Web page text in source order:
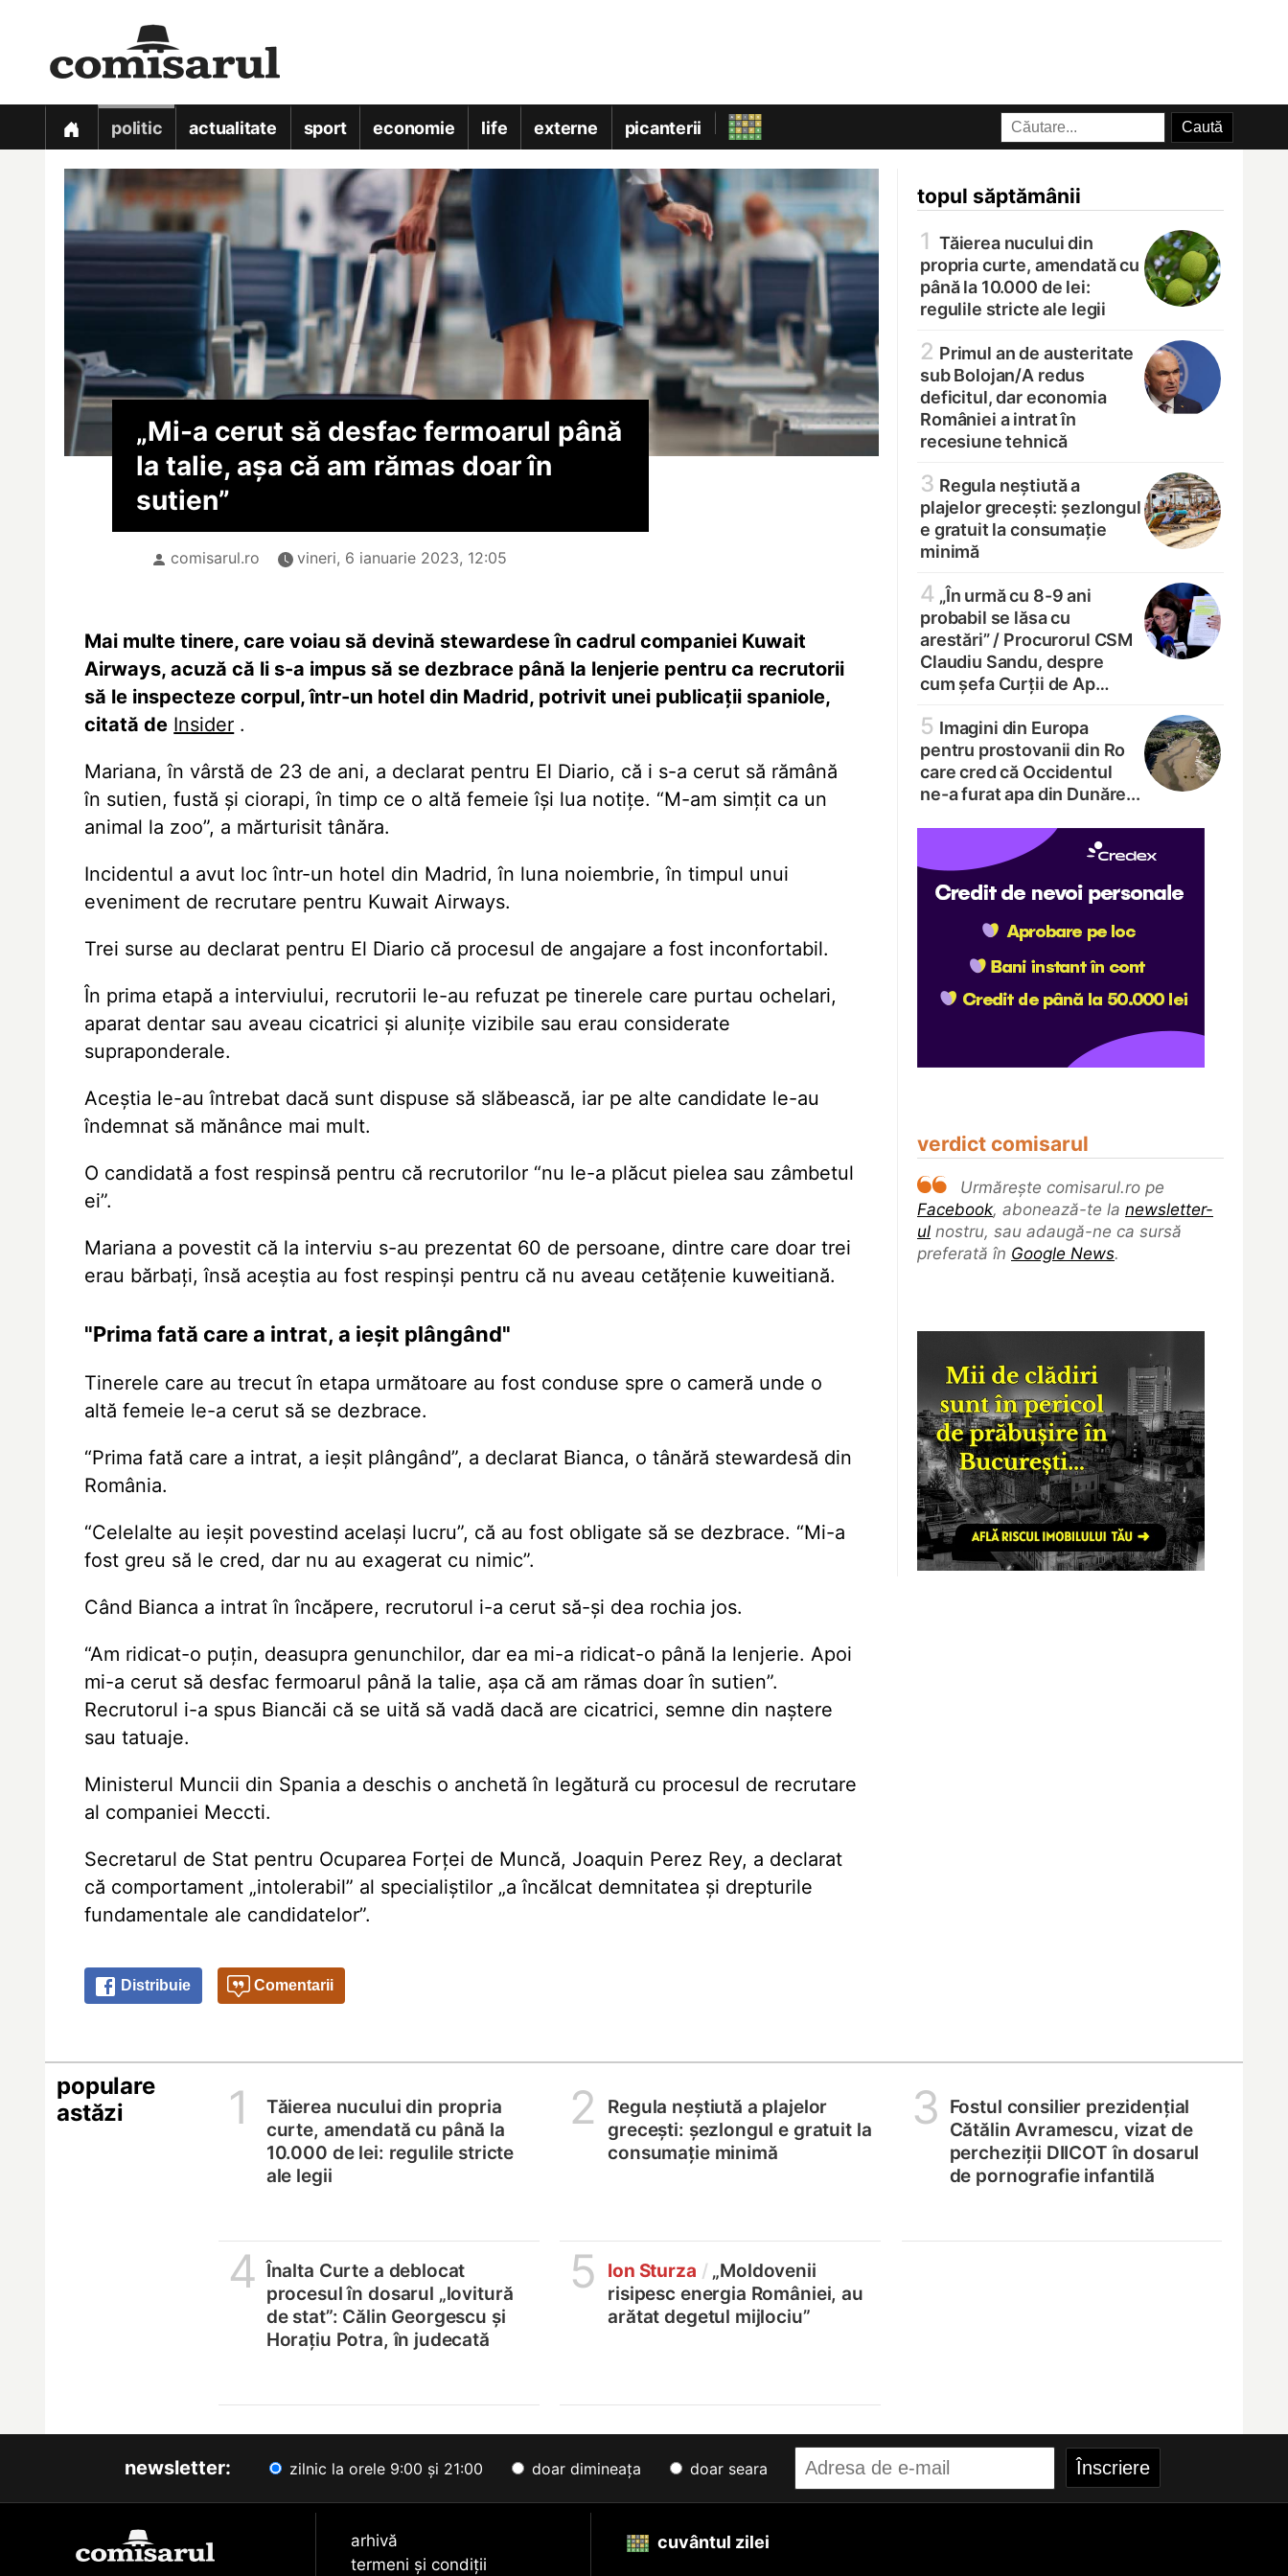
politic actualitate sport economie life externe picanterii
topul săptămânii
1 Tăierea nucului din
propria curte, amendată cu
până la 10.000 de lei:
regulile stricte ale legii
2 Primul an de austeritate
sub Bolojan/A redus
deficitul, dar economia
României a intrat în
recesiune tehnică
3 Regula neștiută a
plajelor grecești: șezlongul
e gratuit la consumație
minimă
4 „În urmă cu 8-9 ani
probabil se lăsa cu
arestări” / Procurorul CSM
Claudiu Sandu, despre
cum șefa Curții de Ap…
5 Imagini din Europa
pentru prostovanii din Ro
care cred că Occidentul
ne-a furat apa din Dunăre...
verdict comisarul
Urmărește comisarul.ro pe
Facebook, abonează-te la newsletter-
ul nostru, sau adaugă-ne ca sursă
preferată în Google News.
„Mi-a cerut să desfac fermoarul până
la talie, așa că am rămas doar în
sutien”
comisarul.ro vineri, 6 ianuarie 2023, 12:05
Mai multe tinere, care voiau să devină stewardese în cadrul companiei Kuwait
Airways, acuză că li s-a impus să se dezbrace până la lenjerie pentru ca recrutorii
să le inspecteze corpul, într-un hotel din Madrid, potrivit unei publicații spaniole,
citată de Insider .
Mariana, în vârstă de 23 de ani, a declarat pentru El Diario, că i s-a cerut să rămână
în sutien, fustă și ciorapi, în timp ce o altă femeie își lua notițe. “M-am simțit ca un
animal la zoo”, a mărturisit tânăra.
Incidentul a avut loc într-un hotel din Madrid, în luna noiembrie, în timpul unui
eveniment de recrutare pentru Kuwait Airways.
Trei surse au declarat pentru El Diario că procesul de angajare a fost inconfortabil.
În prima etapă a interviului, recrutorii le-au refuzat pe tinerele care purtau ochelari,
aparat dentar sau aveau cicatrici și alunițe vizibile sau erau considerate
supraponderale.
Aceștia le-au întrebat dacă sunt dispuse să slăbească, iar pe alte candidate le-au
îndemnat să mănânce mai mult.
O candidată a fost respinsă pentru că recrutorilor “nu le-a plăcut pielea sau zâmbetul
ei”.
Mariana a povestit că la interviu s-au prezentat 60 de persoane, dintre care doar trei
erau bărbați, însă aceștia au fost respinși pentru că nu aveau cetățenie kuweitiană.
"Prima fată care a intrat, a ieșit plângând"
Tinerele care au trecut în etapa următoare au fost conduse spre o cameră unde o
altă femeie le-a cerut să se dezbrace.
“Prima fată care a intrat, a ieșit plângând”, a declarat Bianca, o tânără stewardesă din
România.
“Celelalte au ieșit povestind același lucru”, că au fost obligate să se dezbrace. “Mi-a
fost greu să le cred, dar nu au exagerat cu nimic”.
Când Bianca a intrat în încăpere, recrutorul i-a cerut să-și dea rochia jos.
“Am ridicat-o puțin, deasupra genunchilor, dar ea mi-a ridicat-o până la lenjerie. Apoi
mi-a cerut să desfac fermoarul până la talie, așa că am rămas doar în sutien”.
Recrutorul i-a spus Biancăi că se uită să vadă dacă are cicatrici, semne din naștere
sau tatuaje.
Ministerul Muncii din Spania a deschis o anchetă în legătură cu procesul de recrutare
al companiei Meccti.
Secretarul de Stat pentru Ocuparea Forței de Muncă, Joaquin Perez Rey, a declarat
că comportament „intolerabil” al specialiștilor „a încălcat demnitatea și drepturile
fundamentale ale candidatelor”.
Distribuie Comentarii
populare
astăzi
1
Tăierea nucului din propria
curte, amendată cu până la
10.000 de lei: regulile stricte
ale legii
2
Regula neștiută a plajelor
grecești: șezlongul e gratuit la
consumație minimă
3
Fostul consilier prezidențial
Cătălin Avramescu, vizat de
percheziții DIICOT în dosarul
de pornografie infantilă
4 Înalta Curte a deblocat
procesul în dosarul „lovitură
de stat”: Călin Georgescu și
Horațiu Potra, în judecată
5 Ion Sturza / „Moldovenii
risipesc energia României, au
arătat degetul mijlociu”
newsletter: zilnic la orele 9:00 și 21:00 doar dimineața doar seara
arhivă
termeni și condiții
cuvântul zilei